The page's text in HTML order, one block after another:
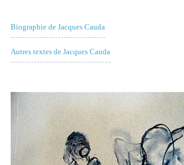
Biographie de Jacques Cauda
Autres textes de Jacques Cauda